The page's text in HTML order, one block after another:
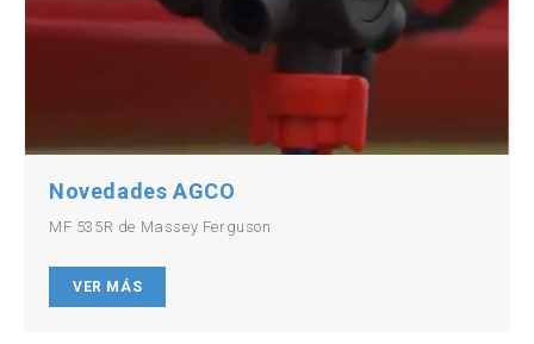
Novedades AGCO
MF 535R de Massey Ferguson
VER MÁS